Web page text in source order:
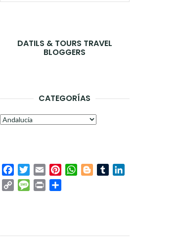
DATILS & TOURS TRAVEL
BLOGGERS
CATEGORÍAS
Categorías
FacebookTwitterEmail PinterestWhatsAppBloggerTumblr
Copy Message
Print